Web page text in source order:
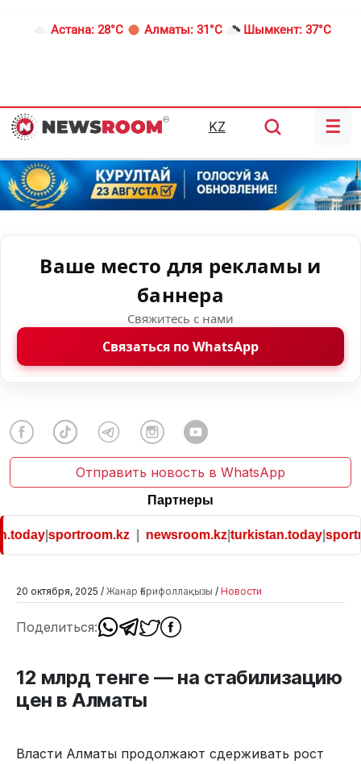
Астана: 28°C Алматы: 31°C Шымкент: 37°C
KZ ☰
Ваше место для рекламы и
баннера
Свяжитесь с нами
Связаться по WhatsApp
Отправить новость в WhatsApp
Партнеры
|sportroom.kz| newsroom.kz|turkistan.today|
20 октября, 2025 / Жанар Ғарифоллақызы / Новости
Поделиться:
12 млрд тенге — на стабилизацию
цен в Алматы
Власти Алматы продолжают сдерживать рост